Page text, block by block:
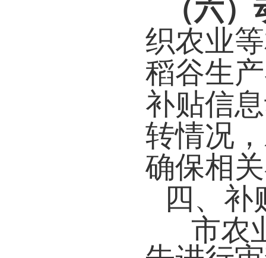
（六
织农业
稻谷生
补贴信
转情况
确保相
四、补
市农